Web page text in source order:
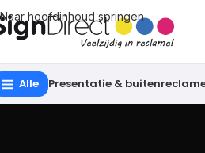
Naar hoofdinhoud springen
Alle Presentatie &